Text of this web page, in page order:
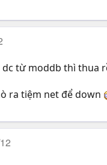
từ moddb thì thua
ra tiệm net để down